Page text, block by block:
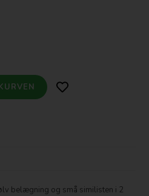
belægning og små similisten i 2